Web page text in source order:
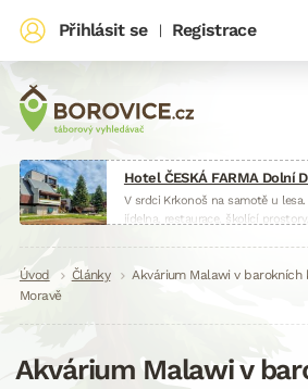
Hotel ČESKÁ FARMA Dolní
V srdci Krkonoš na samotě u
jídelna, restaurace, školící
Přihlásit se | Registrace
Drobečková
navigace
Úvod Články
Akvárium Malawi v barokních
Moravě
Akvárium Malawi v